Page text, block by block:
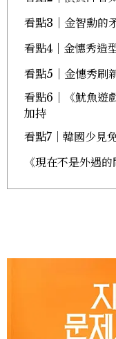
看點3｜金智勳的
看點4｜金憓秀造
看點5｜金憓秀刷
看點6｜《魷魚遊
加持
看點7｜韓國少見
《現在不是外遇